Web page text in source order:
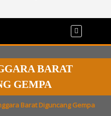
BARAT
GEMPA
Barat Diguncang Gempa